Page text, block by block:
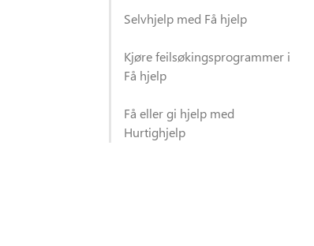
Selvhjelp med Få hjelp
Kjøre feilsøkingsprogrammer i
Få hjelp
Få eller gi hjelp med
Hurtighjelp